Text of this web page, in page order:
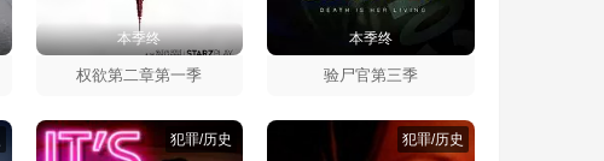
本季终
权欲第二章第一季
本季终
验尸官第三季
犯罪/历史 犯罪/历史